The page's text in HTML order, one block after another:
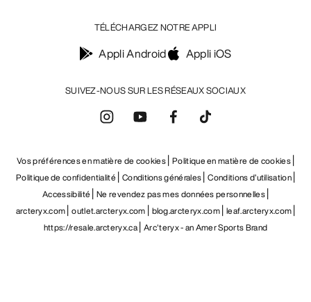
SUIVEZ-NOUS SUR LES RÉSEAUX SOCIAUX
TÉLÉCHARGEZ NOTRE APPLI
Appli Android Appli iOS
Vos préférences en matière de cookies Politique en matière de cookies
Politique de confidentialité Conditions générales Conditions d’utilisation
Accessibilité Ne revendez pas mes données personnelles
arcteryx.com outlet.arcteryx.com blog.arcteryx.com leaf.arcteryx.com
https://resale.arcteryx.ca Arc'teryx - an Amer Sports Brand